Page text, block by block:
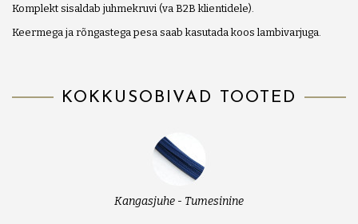
Komplekt sisaldab juhmekruvi (va B2B klientidele).
Keermega ja rõngastega pesa saab kasutada koos lambivarjuga.
KOKKUSOBIVAD TOOTED
Kangasjuhe - Tumesinine